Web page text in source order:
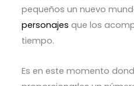
pequeños un nuevo
personajes que los
tiempo.
Es en este momento